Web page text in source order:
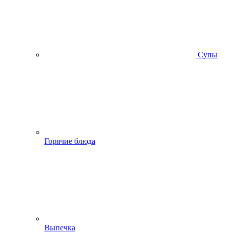
Супы
Горячие блюда
Выпечка